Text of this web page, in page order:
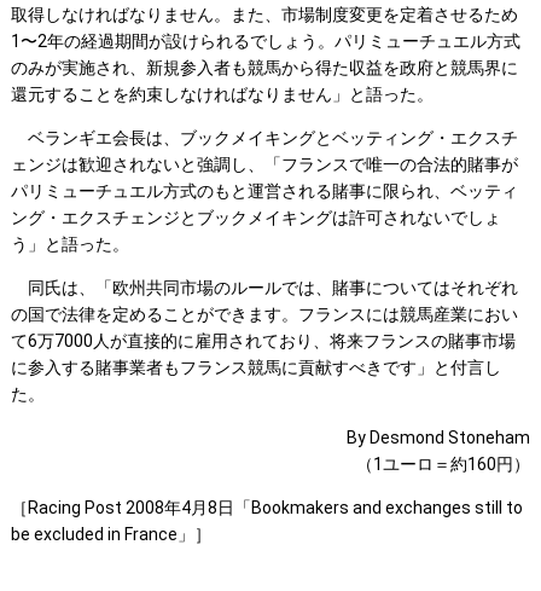
取得しなければなりません。また、市場制度変更を定着させるため
1〜2年の経過期間が設けられるでしょう。パリミューチュエル方式
のみが実施され、新規参入者も競馬から得た収益を政府と競馬界に
還元することを約束しなければなりません」と語った。
ベランギエ会長は、ブックメイキングとベッティング・エクスチ
ェンジは歓迎されないと強調し、「フランスで唯一の合法的賭事が
パリミューチュエル方式のもと運営される賭事に限られ、ベッティ
ング・エクスチェンジとブックメイキングは許可されないでしょ
う」と語った。
同氏は、「欧州共同市場のルールでは、賭事についてはそれぞれ
の国で法律を定めることができます。フランスには競馬産業におい
て6万7000人が直接的に雇用されており、将来フランスの賭事市場
に参入する賭事業者もフランス競馬に貢献すべきです」と付言し
た。
By Desmond Stoneham
（1ユーロ＝約160円）
［Racing Post 2008年4月8日「Bookmakers and exchanges still to
be excluded in France」］